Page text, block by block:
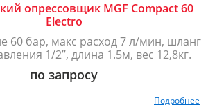
опрессовщик MGF Compact 60
Electro
60 бар, макс расход 7 л/мин, шланг
1/2’’, длина 1.5м, вес 12,8кг.
по запросу
Подробнее